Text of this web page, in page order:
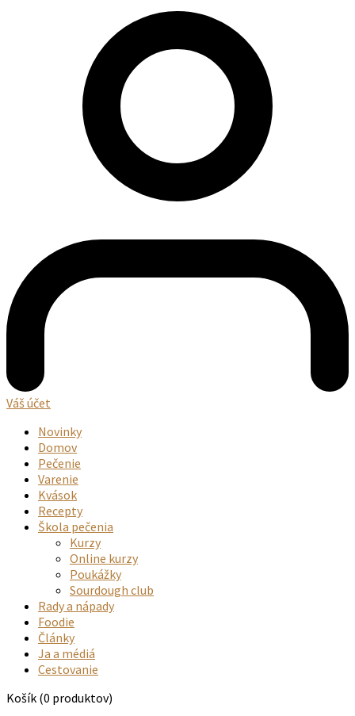
Váš účet
Novinky
Domov
Pečenie
Varenie
Kvások
Recepty
Škola pečenia
Kurzy
Online kurzy
Poukážky
Sourdough club
Rady a nápady
Foodie
Články
Ja a médiá
Cestovanie
Košík (0 produktov)